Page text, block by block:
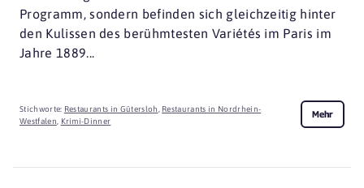
Programm, sondern befinden sich gleichzeitig hinter
den Kulissen des berühmtesten Variétés im Paris im
Jahre 1889...
Stichworte: Restaurants in Gütersloh
Restaurants in Nordrhein-
Westfalen
Krimi-Dinner
Mehr